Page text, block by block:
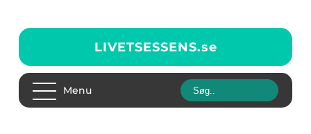
LIVETSESSENS.se
Menu